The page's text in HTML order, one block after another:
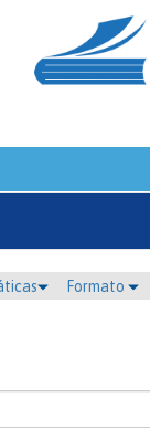
Formato